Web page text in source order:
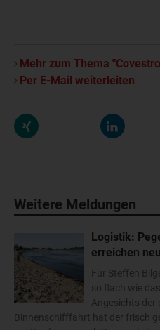
Mehr zum Thema
Per E-Mail weiterleiten
Weitere Meldungen
Logistik:
erreichen
Für Steffen
so flach wie
Angesichts der
Binnenschifffahrt hat der frisch